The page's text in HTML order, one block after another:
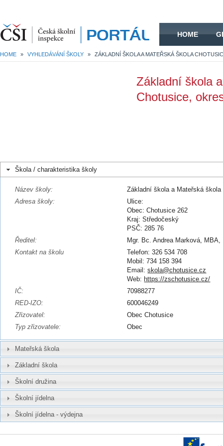
HOME
HOME » VYHLEDÁVÁNÍ ŠKOLY »
Základní škola
Chotusice,
Škola / charakteristika školy
Název školy:
Základní škola a Mateřská
Adresa školy:
Ulice:
Obec: Chotusice 262
Kraj: Středočeský
PSČ: 285 76
Ředitel:
Mgr. Bc. Andrea Marková, MBA,
Kontakt na školu
Telefon: 326 534 708
Mobil: 734 158 394
Email:skola@chotusice.cz
Web: https://zschotusice.cz/
IČ:
70988277
RED-IZO:
600046249
Zřizovatel:
Obec Chotusice
Typ zřizovatele:
Obec
Mateřská škola
Základní škola
Školní družina
Školní jídelna
Školní jídelna - výdejna